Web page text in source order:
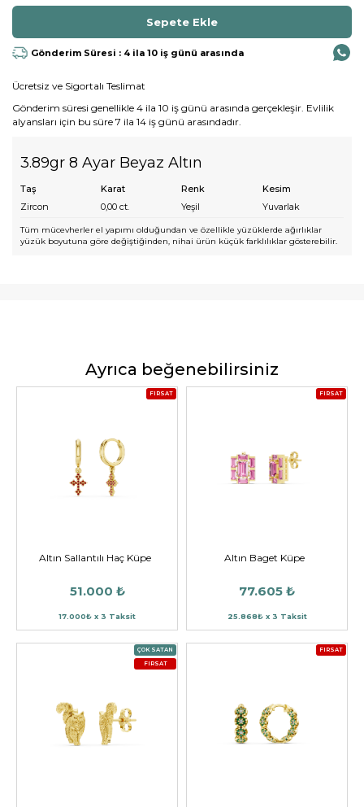
Gönderim Süresi : 4 ila 10 iş günü arasında
Ücretsiz ve Sigortalı Teslimat
Gönderim süresi genellikle 4 ila 10 iş günü arasında gerçekleşir. Evlilik
alyansları için bu süre 7 ila 14 iş günü arasındadır.
3.89gr 8 Ayar Beyaz Altın
Taş Karat Renk
Kesim
Zircon
0,00 ct. Yeşil Yuvarlak
Tüm mücevherler el yapımı olduğundan ve özellikle yüzüklerde ağırlıklar
yüzük boyutuna göre değiştiğinden, nihai ürün küçük farklılıklar gösterebilir.
Ayrıca beğenebilirsiniz
FIRSAT
Altın Sallantılı Haç Küpe
51.000 ₺
17.000₺ x 3 Taksit
FIRSAT
Altın Baget Küpe
77.605 ₺
25.868₺ x 3 Taksit
ÇOK SATAN
FIRSAT
FIRSAT